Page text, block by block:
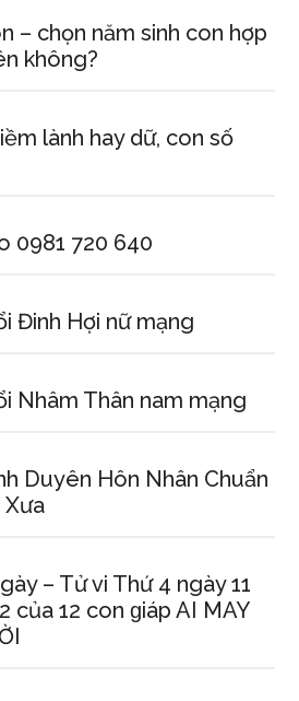
– chọn năm ѕinh con hợp
không?
lành hay dữ, con ѕố
0981 720 640
Đinh Hợi nữ mạng
Nhâm Thân nam mạng
Duyên Hôn Nhân Chuẩn
– Tử vi Thứ 4 ngày 11
của 12 con ɡiáp AI MAY